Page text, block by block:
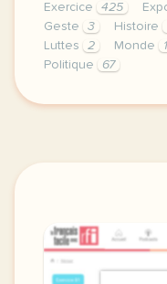
Exercice 425
Geste
3 Histoire
Luttes
2 Monde
Politique
67
exercice b2